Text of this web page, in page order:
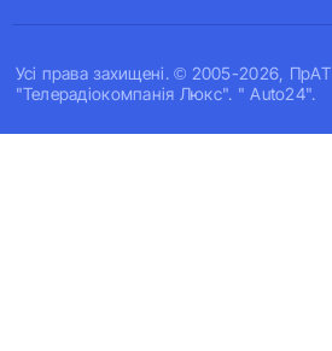
Усi права захищенi. © 2005-2026, ПрАТ
"Телерадіокомпанія Люкс". " Auto24".